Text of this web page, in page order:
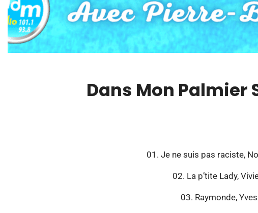
Dans Mon Palmier
01. Je ne suis pas raciste,
02. La p’tite Lady,
03. Raymonde,